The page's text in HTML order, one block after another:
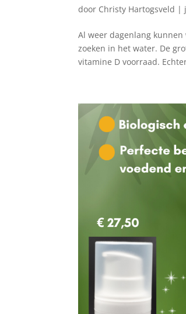
door Christy Hartogsveld |
Al weer dagenlang
zoeken in het water. De
vitamine D voorraad.